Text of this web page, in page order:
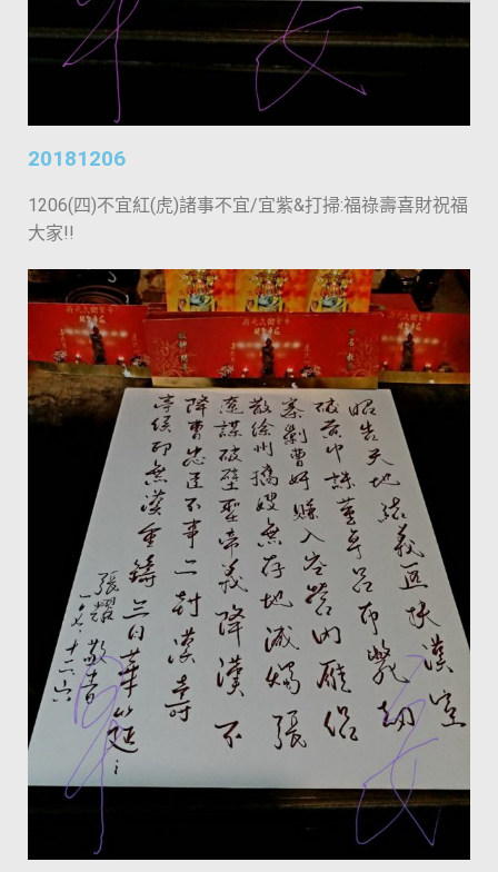
20181206
1206(四)不宜紅(虎)諸事不宜/宜紫&打掃:福祿壽喜財祝福
大家!!